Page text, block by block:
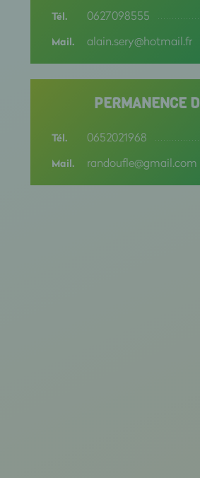
Tél. 0627098555
Mail. alain.sery@hotmail.fr
PERMANENCE
Tél. 0652021968
Mail. randoufle@gmail.com